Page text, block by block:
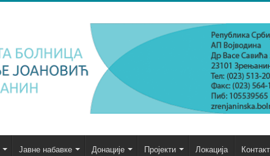
Јавне набавке Донације Пројекти Локација Контакт